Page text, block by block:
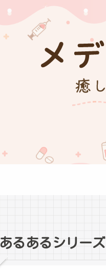
あるあるシリーズ